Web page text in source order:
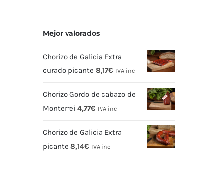
Mejor valorados
Chorizo de Galicia Extra
curado picante 8,17€ IVA inc
Chorizo Gordo de cabazo de
Monterrei 4,77€ IVA inc
Chorizo de Galicia Extra
picante 8,14€ IVA inc